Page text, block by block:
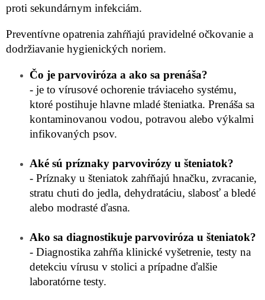
proti sekundárnym infekciám.
Preventívne opatrenia zahŕňajú pravidelné očkovanie a
dodržiavanie hygienických noriem.
Čo je parvoviróza a ako sa prenáša?
- je to vírusové ochorenie tráviaceho systému,
ktoré postihuje hlavne mladé šteniatka. Prenáša sa
kontaminovanou vodou, potravou alebo výkalmi
infikovaných psov.
Aké sú príznaky parvovirózy u šteniatok?
- Príznaky u šteniatok zahŕňajú hnačku, zvracanie,
stratu chuti do jedla, dehydratáciu, slabosť a bledé
alebo modrasté ďasna.
Ako sa diagnostikuje parvoviróza u šteniatok?
- Diagnostika zahŕňa klinické vyšetrenie, testy na
detekciu vírusu v stolici a prípadne ďalšie
laboratórne testy.